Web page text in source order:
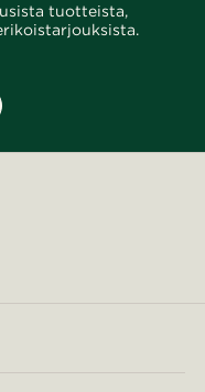
tuotteista,